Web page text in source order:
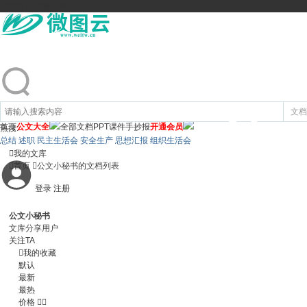
文档
热搜:
总结 述职 民主生活会 安全生产 思想汇报 组织生活会
登录 注册
首页公文大全 全部文档PPT课件手抄报开通会员
我的文库
首页 公文小秘书的文档列表
公文小秘书
文库分享用户
关注TA
我的收藏
默认
最新
最热
价格 